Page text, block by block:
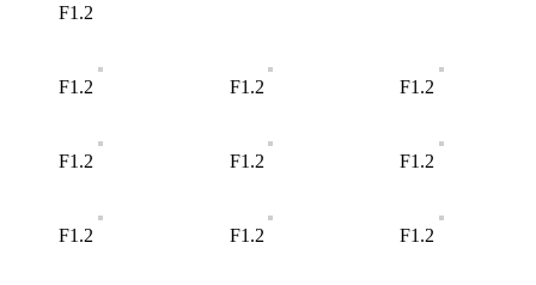
F1.2
F1.2
F1.2
F1.2
F1.2
F1.2
F1.2
F1.2
F1.2
F1.2